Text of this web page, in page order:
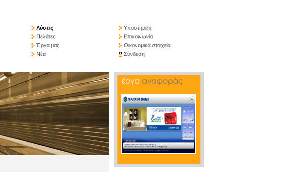
Λύσεις
Πελάτες
Έργα μας
Νέα
Υποστήριξη
Επικοινωνία
Οικονομικά στοιχεία
Σύνδεση